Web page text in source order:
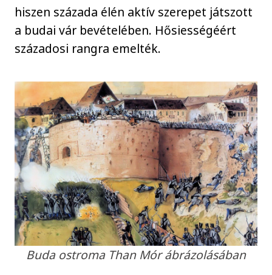
hiszen százada élén aktív szerepet játszott
a budai vár bevételében. Hősiességéért
századosi rangra emelték.
Buda ostroma Than Mór ábrázolásában